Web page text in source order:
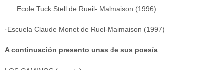
Ecole Tuck Stell de Rueil- Malmaison (1996)
·Escuela Claude Monet de Ruel-Maimaison (1997)
A continuación presento unas de sus poesía